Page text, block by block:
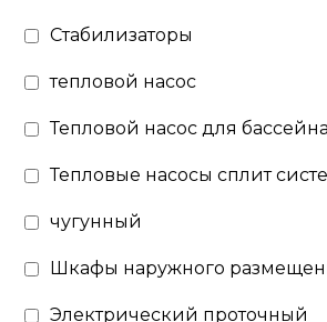
Стабилизаторы
тепловой насос
Тепловой насос для бассейна
Тепловые насосы сплит
чугунный
Шкафы наружного
Электрический проточный